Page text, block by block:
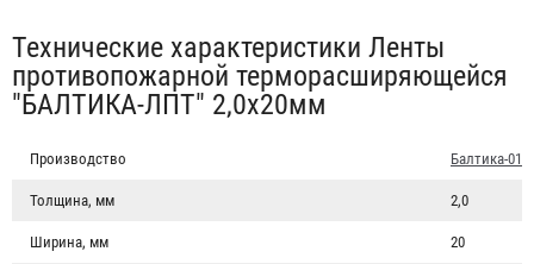
Табы
Технические характеристики Ленты
противопожарной терморасширяющейся
"БАЛТИКА-ЛПТ" 2,0х20мм
Производство Балтика-01
Толщина, мм 2,0
Ширина, мм 20